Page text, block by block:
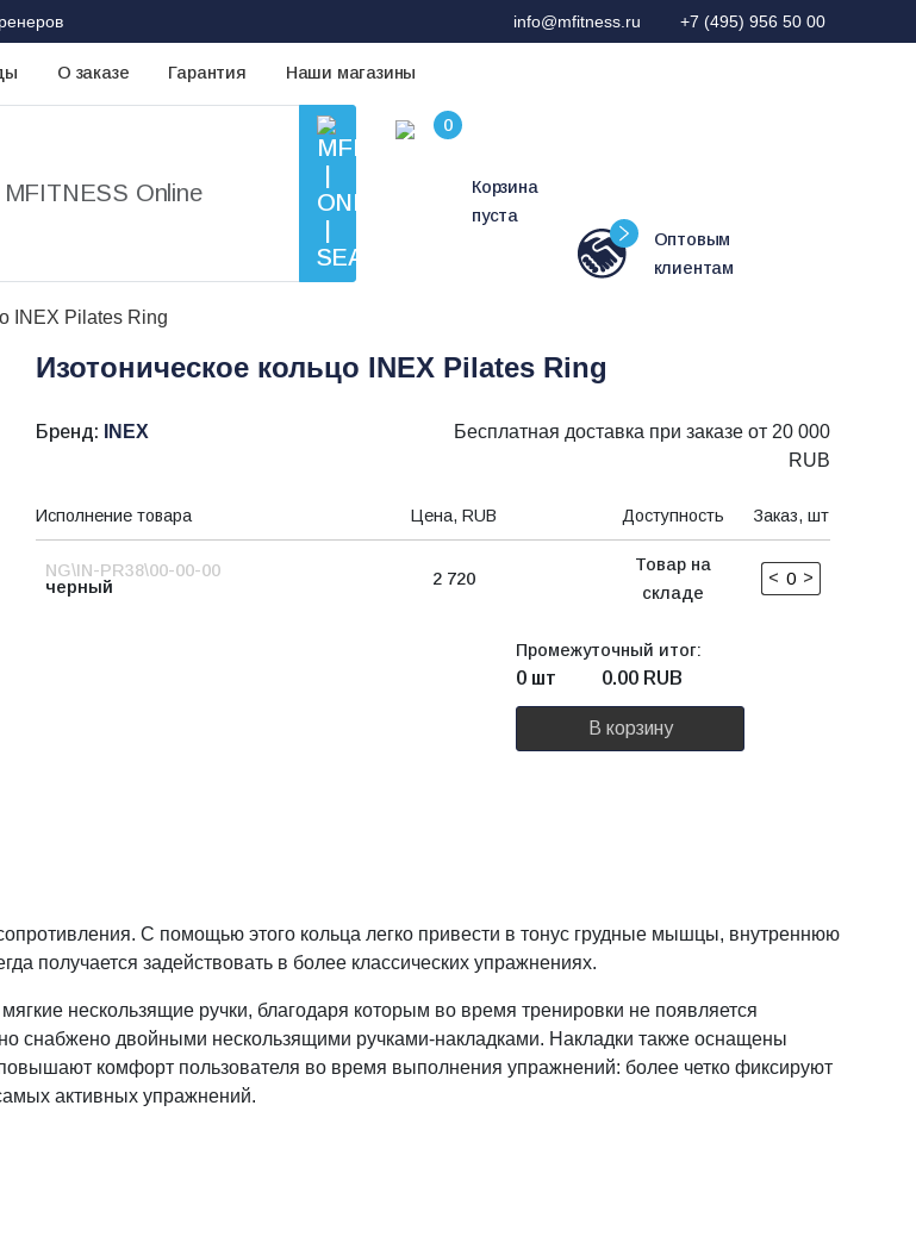
info@mfitness.ru +7 (495) 956 50 00
О заказе Гарантия Наши магазины
Корзина
пуста
Оптовым
клиентам
INEX Pilates Ring
Изотоническое кольцо INEX Pilates Ring
Бренд: INEX
Бесплатная доставка при заказе от 20 000
RUB
Исполнение товара Цена, RUB Доступность Заказ, шт
NG\IN-PR38\00-00-00
черный
2 720
Товар на
складе
< >
Промежуточный итог:
0 шт 0.00 RUB
В корзину
С помощью этого кольца легко привести в тонус грудные мышцы, внутреннюю
получается задействовать в более классических упражнениях.
нескользящие ручки, благодаря которым во время тренировки не появляется
снабжено двойными нескользящими ручками-накладками. Накладки также оснащены
комфорт пользователя во время выполнения упражнений: более четко фиксируют
активных упражнений.